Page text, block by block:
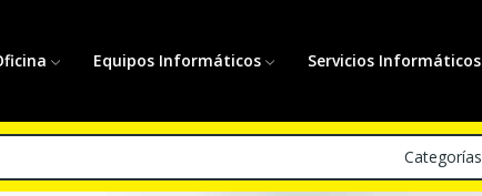
Equipos Informáticos Servicios Informáticos
Categorías